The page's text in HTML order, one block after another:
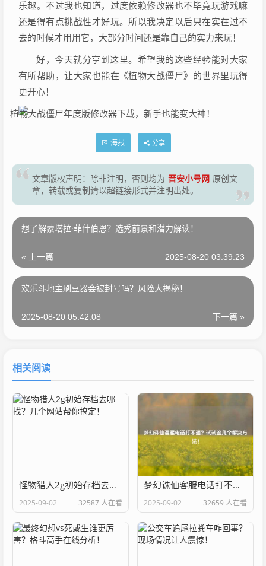
乐趣。不过我也知道，过度依赖修改器也不毕竟玩游戏嘛
还是得有点挑战性才好玩。所以我决定以后只在实在过不
去的时候才用用它，大部分时间还是靠自己的实力来玩！
好，今天就分享到这里。希望我的这些经验能对大家
有所帮助，让大家也能在《植物大战僵尸》的世界里玩得
更开心！
海报 分享
文章版权声明：除非注明，否则均为 晋安小号网 原创文
章，转载或复制请以超链接形式并注明出处。
想了解蒙塔拉·菲什伯恩？选秀前景和潜力解读！
« 上一篇 2025-08-20 03:39:23
欢乐斗地主刷豆器会被封号吗？风险大揭秘！
下一篇 »
2025-08-20 05:42:08
相关阅读
怪物猎人2g初始存档去哪找？几个网站帮你搞定！
2025-09-02 32587 人在看
梦幻诛仙客服电话打不通？试试这几个解决方法！
2025-09-02 32659 人在看